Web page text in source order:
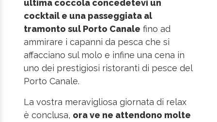
ultima coccola concedetevi un
cocktail e una passeggiata al
tramonto sul Porto Canale fino ad
ammirare i capanni da pesca che si
affacciano sul molo e infine una cena in
uno dei prestigiosi ristoranti di pesce del
Porto Canale.
La vostra meravigliosa giornata di relax
è conclusa, ora ve ne attendono molte